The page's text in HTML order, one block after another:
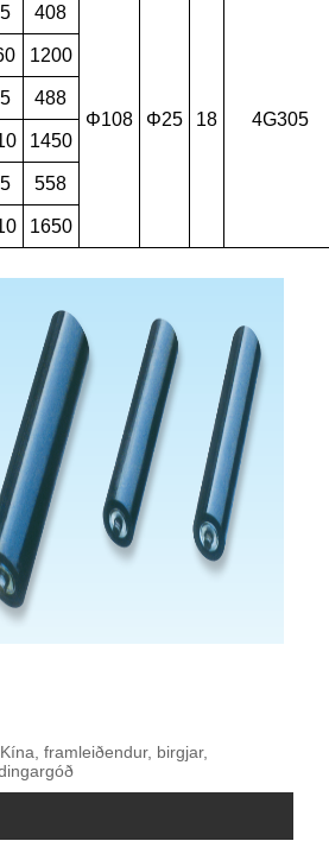
408
Φ108 Φ25 18 4G305
1200
488
1450
558
1650
framleiðendur, birgjar,